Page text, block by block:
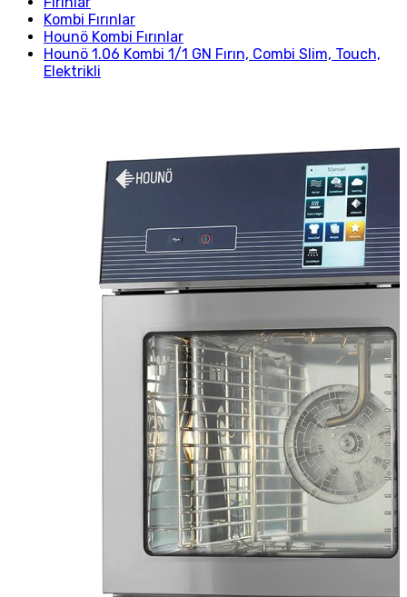
Kombi Fırınlar
Hounö Kombi Fırınlar
Hounö 1.06 Kombi 1/1 GN Fırın, Combi Slim, Touch,
Elektrikli